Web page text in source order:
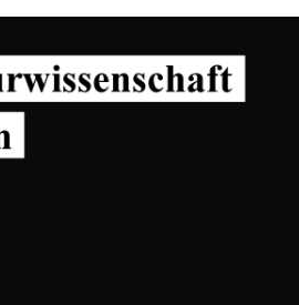
für das beste nationale Werk
Küste in einen Ort des
Überlebenskampf spanischer Bauern
Im Mittelpunkt steht eine dort lebende
dem unerbittlichen Vormarsch des
der Landschaft leidet und die
Neoliberalismus zu spüren
Comic« nominiert, legt
Smartphones vor, welche die